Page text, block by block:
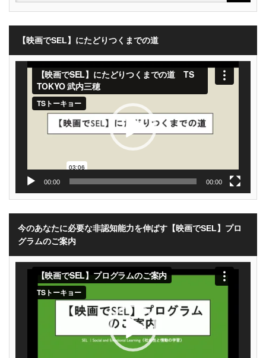
【映画でSEL】にたどりつくまでの道
00:00 00:00
今のあなたに必要な非認知能力を伸ばす【映画でSEL】プロ
グラムのご案内
動